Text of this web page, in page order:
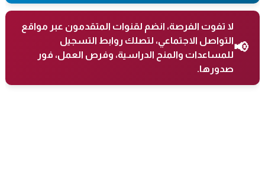
📢
لا تفوت الفرصة، انضم لقنوات المتقدمون عبر مواقع
التواصل الاجتماعي، لتصلك روابط التسجيل
للمساعدات والمنح الدراسية، وفرص العمل، فور
صدورها.